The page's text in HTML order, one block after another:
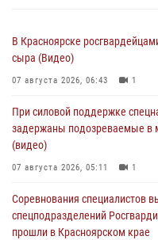
В Красноярске
сыра (Видео)
07 августа 2026, 06:43 1
При силовой поддержке
задержаны подозреваемые в
(видео)
07 августа 2026, 05:11 1
Соревнования специалистов
спецподразделений
прошли в Красноярском крае